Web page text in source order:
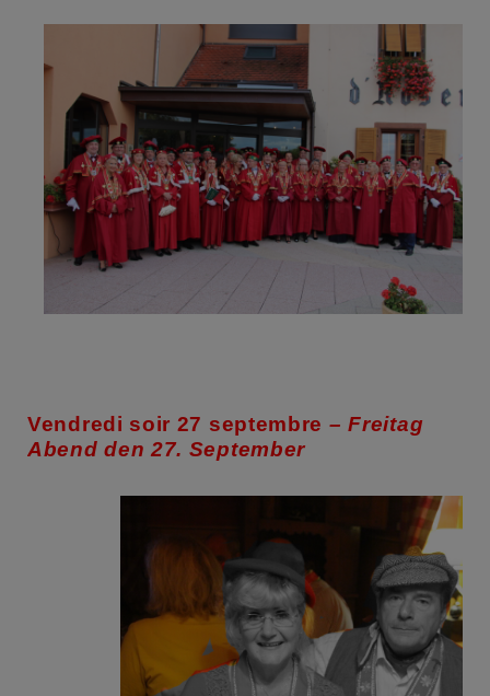
Vendredi soir 27 septembre – Freitag
Abend den 27. September